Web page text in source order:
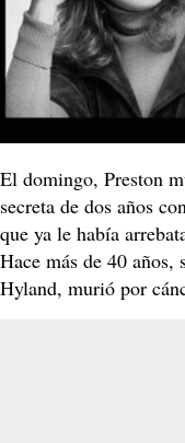
El domingo, Preston
secreta de dos años
que ya le había
Hace más de 40 años,
Hyland, murió por